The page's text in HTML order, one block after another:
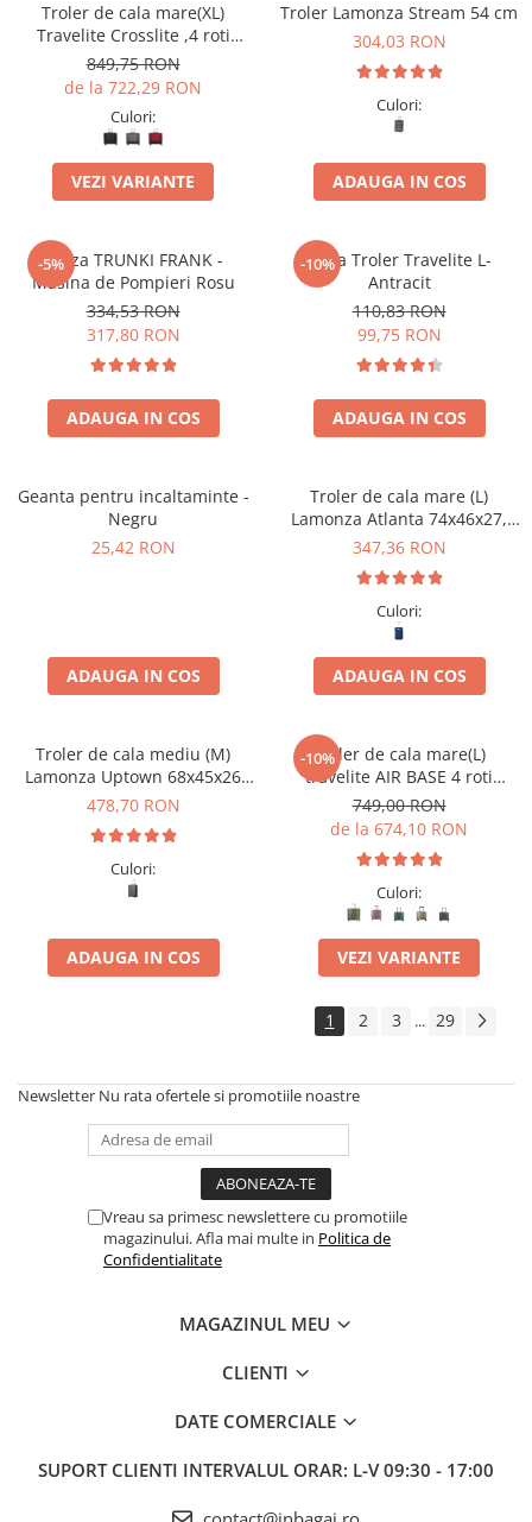
Troler de cala mare(XL)
Travelite Crosslite ,4 roti
duble, 81 x 52 x 32/36 cm
,expandabil
849,75 RON
de la 722,29 RON
Culori:
VEZI VARIANTE
Troler Lamonza Stream 54 cm
304,03 RON
Culori:
ADAUGA IN COS
-5%
Valiza TRUNKI FRANK -
Masina de Pompieri Rosu
334,53 RON
317,80 RON
ADAUGA IN COS
-10%
Husa Troler Travelite L-
Antracit
110,83 RON
99,75 RON
ADAUGA IN COS
Geanta pentru incaltaminte -
Negru
25,42 RON
ADAUGA IN COS
Troler de cala mare (L)
Lamonza Atlanta 74x46x27,
expandabil 30%
347,36 RON
Culori:
ADAUGA IN COS
Troler de cala mediu (M)
Lamonza Uptown 68x45x26
cm, 3.10 kg, gri
478,70 RON
Culori:
ADAUGA IN COS
-10%
Troler de cala mare(L)
travelite AIR BASE 4 roti
spinner 77 x 51 x 30 cm - L
749,00 RON
de la 674,10 RON
Culori:
VEZI VARIANTE
1 2 3 ... 29
Newsletter Nu rata ofertele si promotiile noastre
Vreau sa primesc newslettere cu promotiile
magazinului. Afla mai multe in Politica de
Confidentialitate
MAGAZINUL MEU
CLIENTI
DATE COMERCIALE
SUPORT CLIENTI INTERVALUL ORAR: L-V 09:30 - 17:00